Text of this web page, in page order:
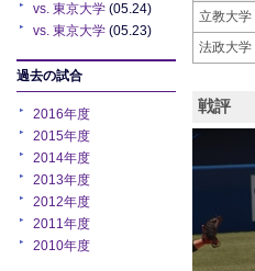
vs. 東京大学 (05.24)
vs. 東京大学 (05.23)
過去の試合
2016年度
2015年度
2014年度
2013年度
2012年度
2011年度
2010年度
立教大学
法政大学
戦評